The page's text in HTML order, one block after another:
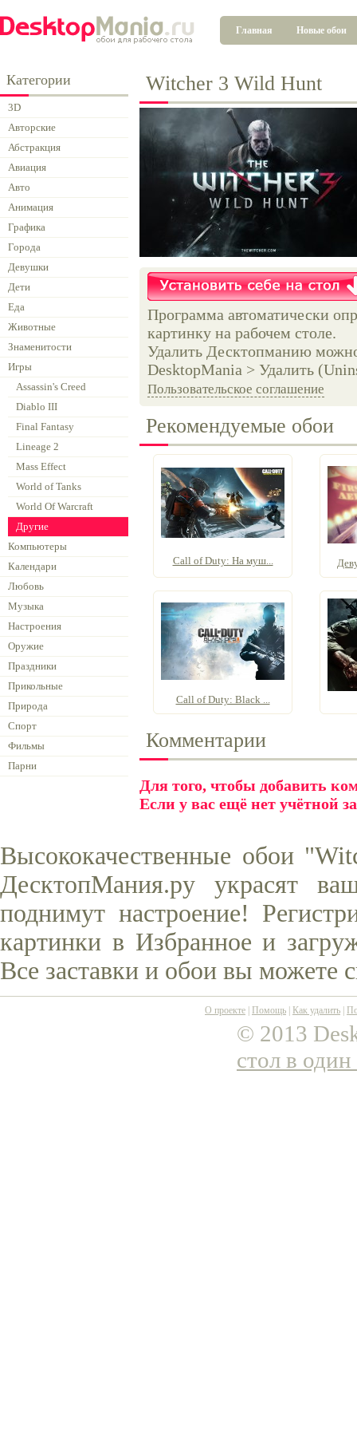
Главная Новые обои
Категории
3D
Авторские
Абстракция
Авиация
Авто
Анимация
Графика
Города
Девушки
Дети
Еда
Животные
Знаменитости
Игры
Assassin's Creed
Diablo III
Final Fantasy
Lineage 2
Mass Effect
World of Tanks
World Of Warcraft
Другие
Компьютеры
Календари
Любовь
Музыка
Настроения
Оружие
Праздники
Прикольные
Природа
Спорт
Фильмы
Парни
Witcher 3 Wild Hunt
Программа автоматически
картинку на рабочем столе.
Удалить Десктопманию
DesktopMania > Удалить
Пользовательское соглашение
Рекомендуемые обои
Call of Duty: На муш...
Call of Duty: Black ...
Комментарии
Для того, чтобы добавить
Если у вас ещё нет учётной
Высококачественные обои
ДесктопМания.ру украсят
поднимут настроение!
картинки в Избранное и
Все заставки и обои вы можете
О проекте Помощь Как удалить
© 2013
стол в